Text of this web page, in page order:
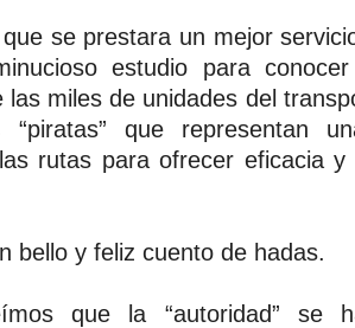
se prestara un mejor
estudio para
las miles de unidades del
“piratas” que representan
rutas para ofrecer eficacia
bello y feliz cuento de hadas.
que la “autoridad” se